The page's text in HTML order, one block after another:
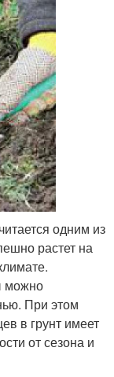
одним из
растет на
можно
При этом
в грунт имеет
от сезона и